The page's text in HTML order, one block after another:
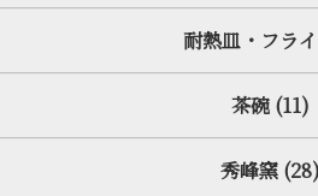
耐熱皿・フラ
茶碗 (11)
秀峰窯 (28)